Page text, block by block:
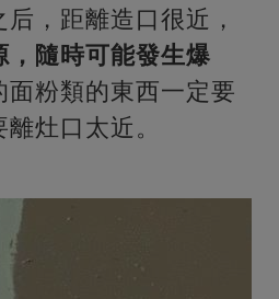
，距離造口很近，
，隨時可能發生爆
面粉類的東西一定要
灶口太近。